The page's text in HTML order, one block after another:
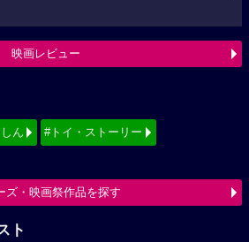
映画レビュー
ん #トイ・ストーリー
ズ・映画祭作品を探す
ト